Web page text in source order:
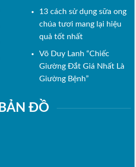
13 cách sử dụng sữa ong
chúa tươi mang lại hiệu
quả tốt nhất
Võ Duy Lanh “Chiếc
Giường Đắt Giá Nhất Là
Giường Bệnh”
BẢN ĐỒ